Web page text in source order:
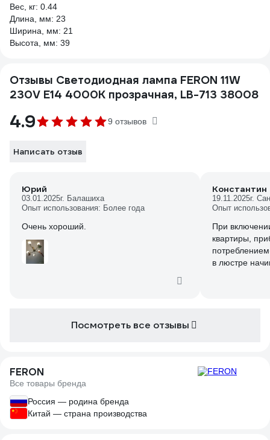
Вес, кг: 0.44
Длина, мм: 23
Ширина, мм: 21
Высота, мм: 39
Отзывы Светодиодная лампа FERON 11W
230V E14 4000K прозрачная, LB-713 38008
4.9 9 отзывов
Написать отзыв
Юрий
03.01.2025г. Балашиха
Опыт использования: Более года
Очень хороший.
Константин
19.11.2025г.
Опыт
При
квартиры,
в люстре
Посмотреть все отзывы
FERON
Все товары бренда
Россия — родина бренда
Китай — страна производства